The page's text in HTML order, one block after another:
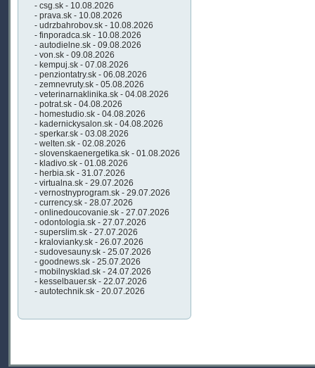
- csg.sk - 10.08.2026
- prava.sk - 10.08.2026
- udrzbahrobov.sk - 10.08.2026
- finporadca.sk - 10.08.2026
- autodielne.sk - 09.08.2026
- von.sk - 09.08.2026
- kempuj.sk - 07.08.2026
- penziontatry.sk - 06.08.2026
- zemnevruty.sk - 05.08.2026
- veterinarnaklinika.sk - 04.08.2026
- potrat.sk - 04.08.2026
- homestudio.sk - 04.08.2026
- kadernickysalon.sk - 04.08.2026
- sperkar.sk - 03.08.2026
- welten.sk - 02.08.2026
- slovenskaenergetika.sk - 01.08.2026
- kladivo.sk - 01.08.2026
- herbia.sk - 31.07.2026
- virtualna.sk - 29.07.2026
- vernostnyprogram.sk - 29.07.2026
- currency.sk - 28.07.2026
- onlinedoucovanie.sk - 27.07.2026
- odontologia.sk - 27.07.2026
- superslim.sk - 27.07.2026
- kralovianky.sk - 26.07.2026
- sudovesauny.sk - 25.07.2026
- goodnews.sk - 25.07.2026
- mobilnysklad.sk - 24.07.2026
- kesselbauer.sk - 22.07.2026
- autotechnik.sk - 20.07.2026